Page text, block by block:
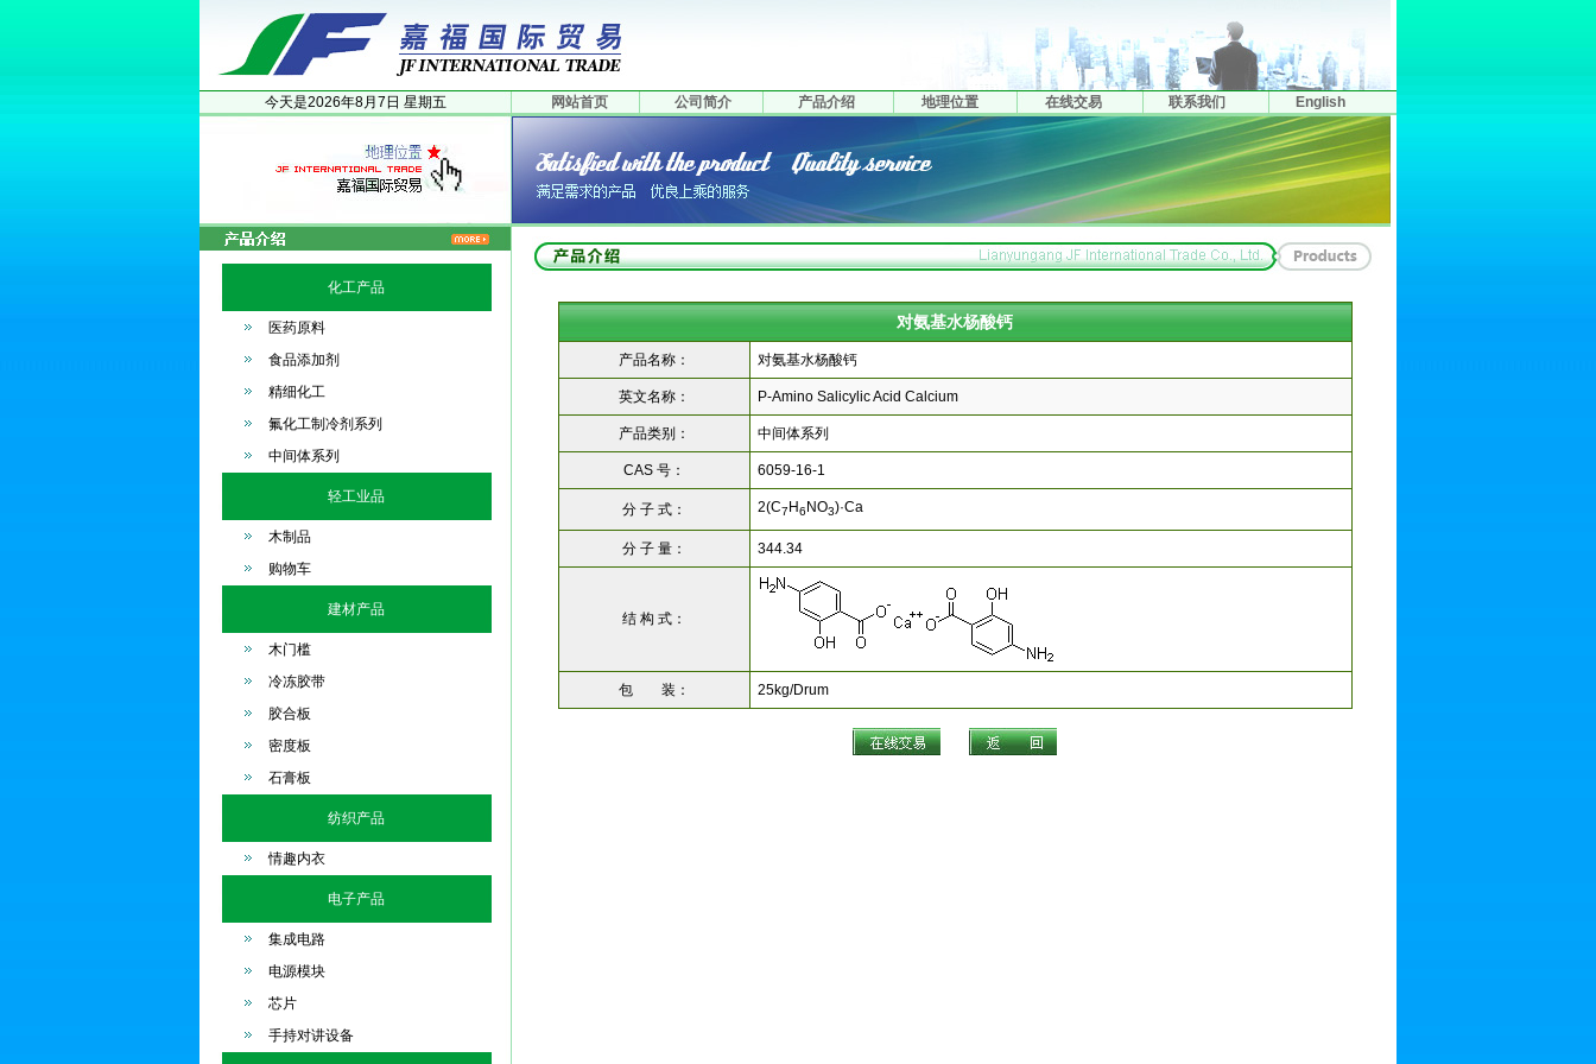
今天是2026年8月 7日 星期五 网站首页 公司简介 产品介绍 地理位置 在线交易 联系我们 English
化工产品
医药原料
食品添加剂
精细化工
氟化工制冷剂系列
中间体系列
轻工业品
木制品
购物车
建材产品
木门槛
冷冻胶带
胶合板
密度板
石膏板
纺织产品
情趣内衣
电子产品
集成电路
电源模块
芯片
手持对讲设备
对氨基水杨酸钙
产品名称： 对氨基水杨酸钙
英文名称： P-Amino Salicylic Acid Calcium
产品类别： 中间体系列
CAS 号： 6059-16-1
分 子 式： 2(C7 H6 NO3)·Ca
分 子 量： 344.34
结 构 式：
包 装： 25kg/Drum